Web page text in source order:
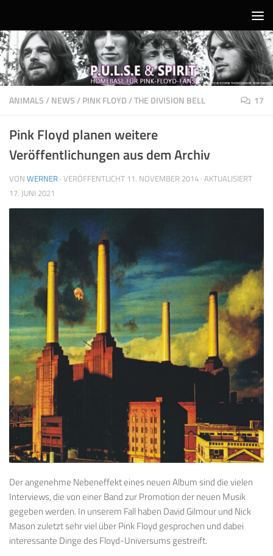
ANIMALS/NEWS/PINK FLOYD/THE DIVISION BELL 17
Pink Floyd planen weitere
Veröffentlichungen aus dem Archiv
VON WERNER · VERÖFFENTLICHT 11. NOVEMBER 2014 · AKTUALISIERT
17. JUNI 2021
Der angenehme Nebeneffekt eines neuen Album sind die vielen
Interviews, die von einer Band zur Promotion der neuen Musik
gegeben werden. In unserem Fall haben David Gilmour und Nick
Mason zuletzt sehr viel über Pink Floyd gesprochen und dabei
interessante Dinge des Floyd-Universums gestreift.